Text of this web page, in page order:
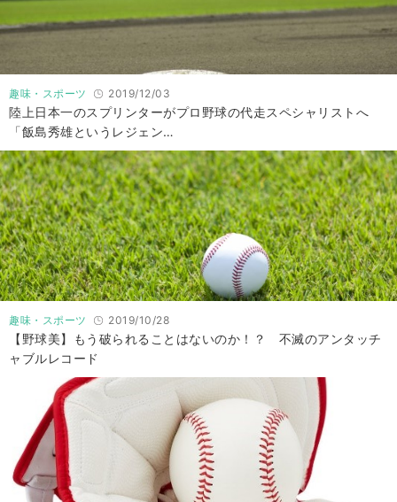
趣味・スポーツ 2019/12/03
陸上日本一のスプリンターがプロ野球の代走スペシャリストへ
「飯島秀雄というレジェン…
趣味・スポーツ 2019/10/28
【野球美】もう破られることはないのか！？ 不滅のアンタッチ
ャブルレコード